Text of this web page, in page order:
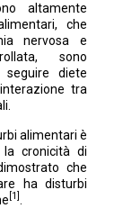
altamente
che
nervosa e
sono
diete
tra
alimentari è
cronicità di
che
ha disturbi
[1]